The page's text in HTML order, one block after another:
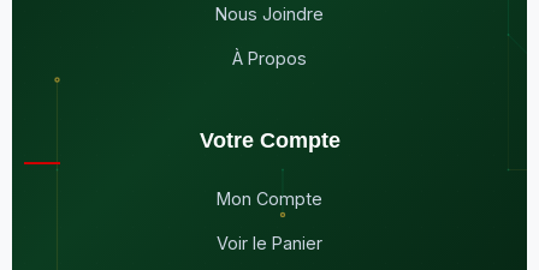
Nous Joindre
À Propos
Votre Compte
Mon Compte
Voir le Panier